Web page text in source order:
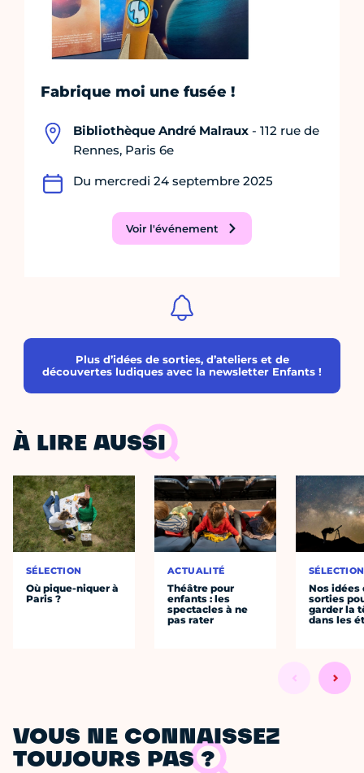
Fabrique moi une fusée !
Bibliothèque André Malraux - 112 rue de
Rennes, Paris 6e
Du mercredi 24 septembre 2025
Voir l'événement
Plus d’idées de sorties, d’ateliers et de
découvertes ludiques avec la newsletter Enfants !
À LIRE AUSSI
SÉLECTION
Où pique-niquer à
Paris ?
ACTUALITÉ
Théâtre pour
enfants : les
spectacles à ne
pas rater
SÉLECTION
Nos idées
sorties
garder la
dans les
VOUS NE CONNAISSEZ
TOUJOURS PAS ?